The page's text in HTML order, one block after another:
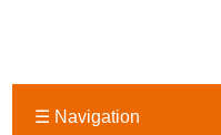
☰ Navigation